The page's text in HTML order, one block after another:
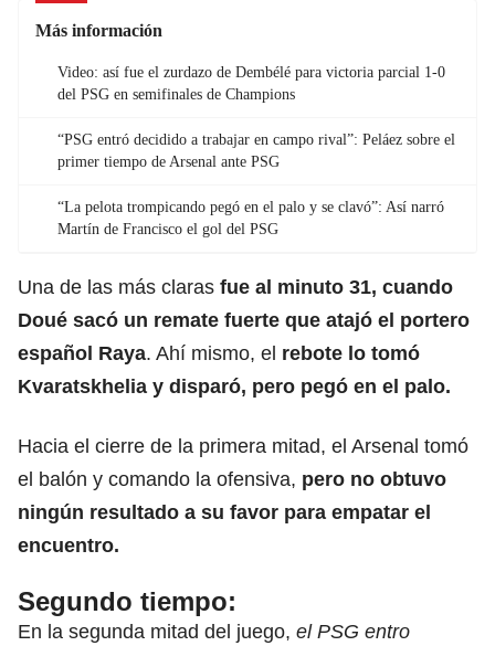
Más información
Video: así fue el zurdazo de Dembélé para victoria parcial 1-0
del PSG en semifinales de Champions
“PSG entró decidido a trabajar en campo rival”: Peláez sobre el
primer tiempo de Arsenal ante PSG
“La pelota trompicando pegó en el palo y se clavó”: Así narró
Martín de Francisco el gol del PSG
Una de las más claras fue al minuto 31, cuando
Doué sacó un remate fuerte que atajó el portero
español Raya. Ahí mismo, el rebote lo tomó
Kvaratskhelia y disparó, pero pegó en el palo.
Hacia el cierre de la primera mitad, el Arsenal tomó
el balón y comando la ofensiva, pero no obtuvo
ningún resultado a su favor para empatar el
encuentro.
Segundo tiempo:
En la segunda mitad del juego, el PSG entro